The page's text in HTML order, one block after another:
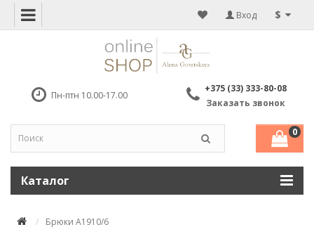
$
Вход
Пн-птн 10.00-17.00
+375 (33) 333-80-08
Заказать звонок
0
Каталог
Брюки A1910/6